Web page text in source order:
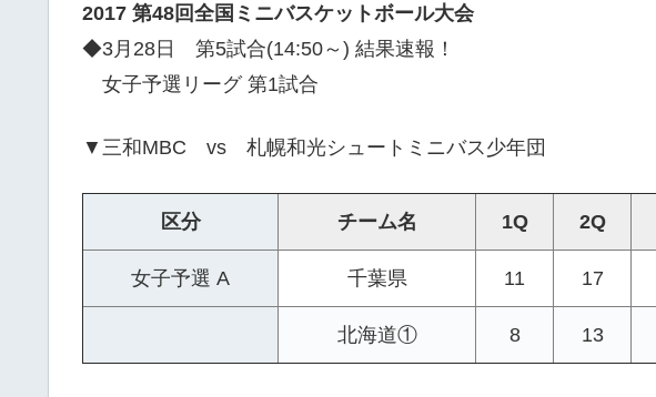
2017 第48回全国ミニバスケットボール大会
◆3月28日 第5試合(14:50～) 結果速報！
女子予選リーグ 第1試合
▼三和MBC vs 札幌和光シュートミニバス少年団
区分 チーム名 1Q 2Q
女子予選 A 千葉県 11 17
北海道① 8 13